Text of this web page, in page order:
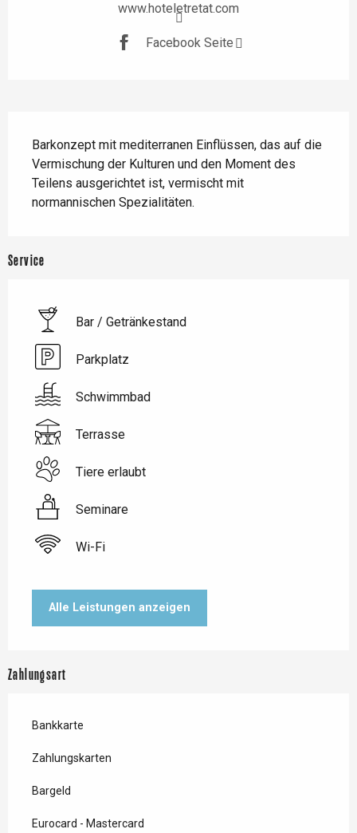
www.hoteletretat.com
Facebook Seite
Barkonzept mit mediterranen Einflüssen, das auf die
Vermischung der Kulturen und den Moment des
Teilens ausgerichtet ist, vermischt mit
normannischen Spezialitäten.
Service
Bar / Getränkestand
Parkplatz
Schwimmbad
Terrasse
Tiere erlaubt
Seminare
Wi-Fi
Alle Leistungen anzeigen
Zahlungsart
Bankkarte
Zahlungskarten
Bargeld
Eurocard - Mastercard